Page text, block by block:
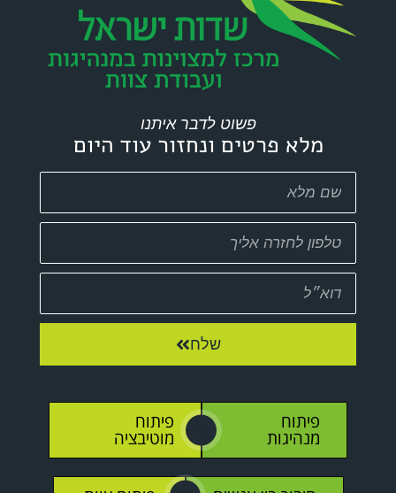
פשוט לדבר איתנו
מלא פרטים ונחזור עוד היום
שלח
פיתוח
מנהיגות
פיתוח
מוטיבציה